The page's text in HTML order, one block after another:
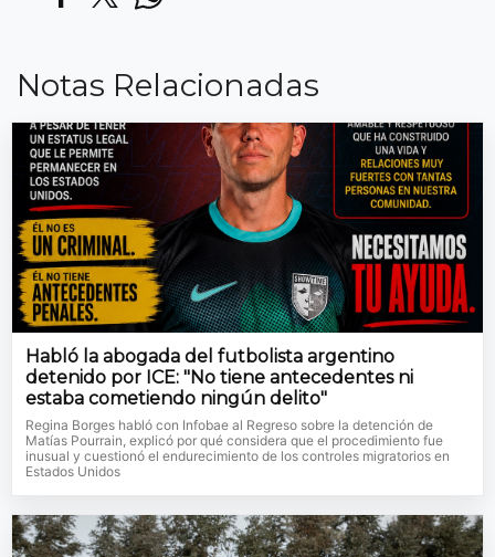
Notas Relacionadas
Habló la abogada del futbolista argentino
detenido por ICE: "No tiene antecedentes ni
estaba cometiendo ningún delito"
Regina Borges habló con Infobae al Regreso sobre la detención de
Matías Pourrain, explicó por qué considera que el procedimiento fue
inusual y cuestionó el endurecimiento de los controles migratorios en
Estados Unidos